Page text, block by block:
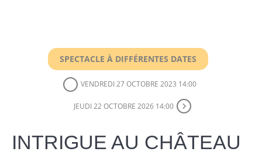
SPECTACLE À DIFFÉRENTES DATES
VENDREDI 27 OCTOBRE 2023 14:00
JEUDI 22 OCTOBRE 2026 14:00
INTRIGUE AU CHÂTEAU